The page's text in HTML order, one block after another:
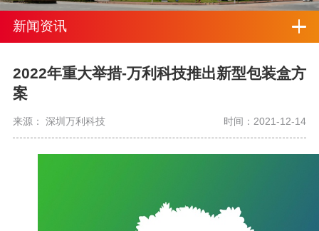
新闻资讯
2022年重大举措-万利科技推出新型包装盒方
案
来源： 深圳万利科技 时间：2021-12-14